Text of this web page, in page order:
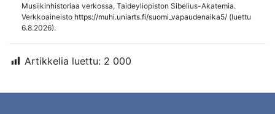
Musiikinhistoriaa verkossa, Taideyliopiston Sibelius-Akatemia.
Verkkoaineisto https://muhi.uniarts.fi/suomi_vapaudenaika5/ (luettu
6.8.2026).
Artikkelia luettu: 2 000